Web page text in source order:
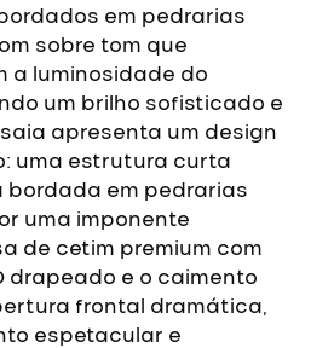
em pedrarias
sobre tom que
a luminosidade do
um brilho sofisticado e
apresenta um design
uma estrutura curta
bordada em pedrarias
uma imponente
de cetim premium com
drapeado e o caimento
frontal dramática,
espetacular e